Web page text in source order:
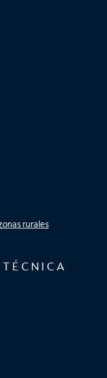
rurales